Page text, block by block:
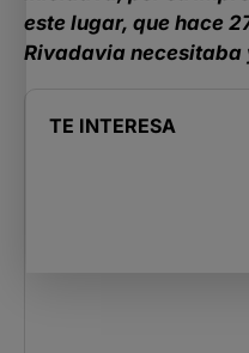
este lugar, que hace
Rivadavia necesitaba
TE INTERESA